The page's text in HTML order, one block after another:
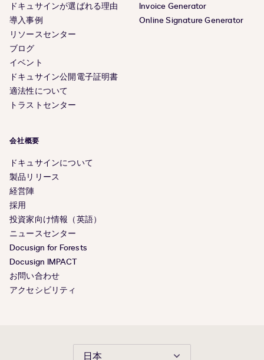
ドキュサインが選ばれる理由
導入事例
リソースセンター
ブログ
イベント
ドキュサイン公開電子証明書
適法性について
トラストセンター
Invoice Generator
Online Signature Generator
会社概要
ドキュサインについて
製品リリース
経営陣
採用
投資家向け情報（英語）
ニュースセンター
Docusign for Forests
Docusign IMPACT
お問い合わせ
アクセシビリティ
日本